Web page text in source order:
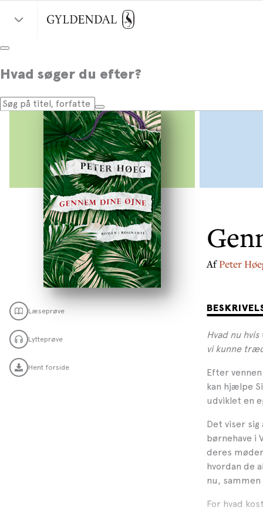
Hvad søger du efter?
AfPeter
Læseprøve
Lytteprøve
Hent forside
Hvad nu
vi kunne
Efter
kan hjælpe
udviklet en
Det viser
børnehave i
deres
hvordan de
nu,
For hvad